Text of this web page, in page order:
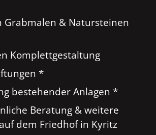
Grabmalen & Natursteinen
Komplettgestaltung
*
bestehender Anlagen *
Beratung & weitere
dem Friedhof in Kyritz